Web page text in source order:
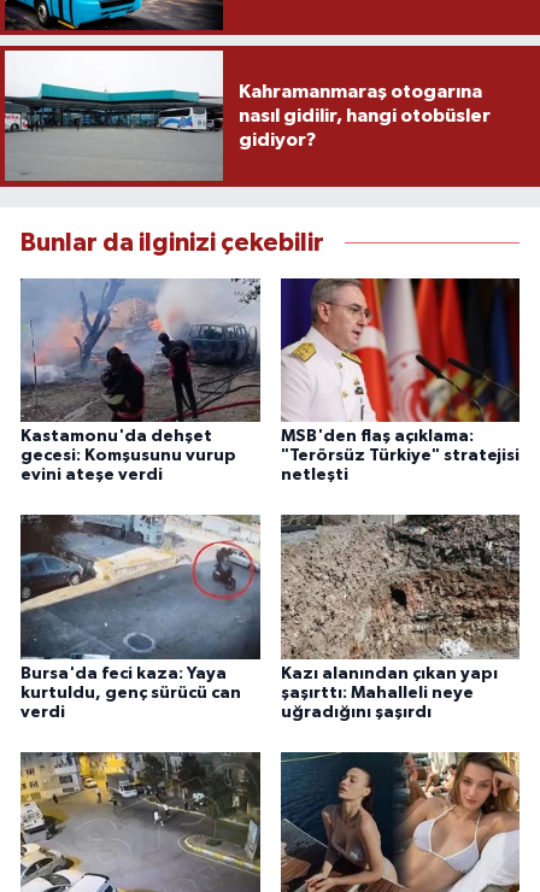
Kahramanmaraş otogarına
nasıl gidilir, hangi otobüsler
gidiyor?
Bunlar da ilginizi çekebilir
Kastamonu'da dehşet
gecesi: Komşusunu vurup
evini ateşe verdi
MSB'den flaş açıklama:
"Terörsüz Türkiye" stratejisi
netleşti
Bursa'da feci kaza: Yaya
kurtuldu, genç sürücü can
verdi
Kazı alanından çıkan yapı
şaşırttı: Mahalleli neye
uğradığını şaşırdı